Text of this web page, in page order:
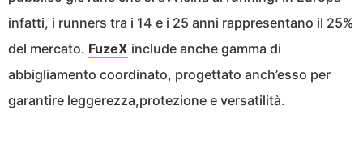
infatti, i runners tra i 14 e i 25 anni rappresentano il 25%
del mercato. FuzeX include anche gamma di
abbigliamento coordinato, progettato anch’esso per
garantire leggerezza,protezione e versatilità.